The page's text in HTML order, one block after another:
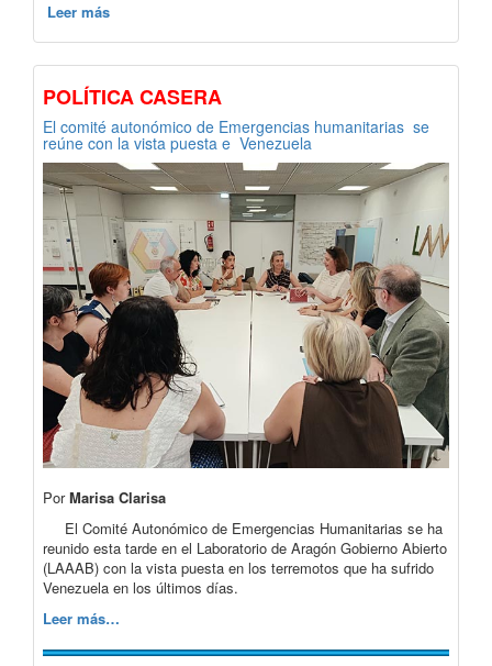
Leer más
POLÍTICA CASERA
El comité autonómico de Emergencias humanitarias se
reúne con la vista puesta e Venezuela
PorMarisa Clarisa
El Comité Autonómico de Emergencias Humanitarias se ha
reunido esta tarde en el Laboratorio de Aragón Gobierno Abierto
(LAAAB) con la vista puesta en los terremotos que ha sufrido
Venezuela en los últimos días.
Leer más…